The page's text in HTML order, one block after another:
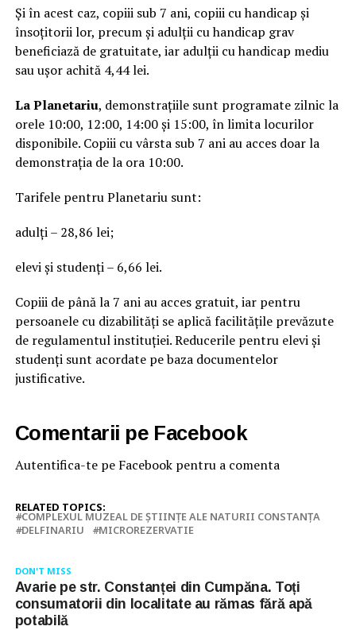
Și în acest caz, copiii sub 7 ani, copiii cu handicap și
însoțitorii lor, precum și adulții cu handicap grav
beneficiază de gratuitate, iar adulții cu handicap mediu
sau ușor achită 4,44 lei.
La Planetariu, demonstrațiile sunt programate zilnic la
orele 10:00, 12:00, 14:00 și 15:00, în limita locurilor
disponibile. Copiii cu vârsta sub 7 ani au acces doar la
demonstrația de la ora 10:00.
Tarifele pentru Planetariu sunt:
adulți – 28,86 lei;
elevi și studenți – 6,66 lei.
Copiii de până la 7 ani au acces gratuit, iar pentru
persoanele cu dizabilități se aplică facilitățile prevăzute
de regulamentul instituției. Reducerile pentru elevi și
studenți sunt acordate pe baza documentelor
justificative.
Comentarii pe Facebook
Autentifica-te pe Facebook pentru a comenta
RELATED TOPICS:
COMPLEXUL MUZEAL DE ŞTIINŢE ALE NATURII CONSTANŢA
DELFINARIU
MICROREZERVATIE
DON'T MISS
Avarie pe str. Constanței din Cumpăna. Toți
consumatorii din localitate au rămas fără apă
potabilă